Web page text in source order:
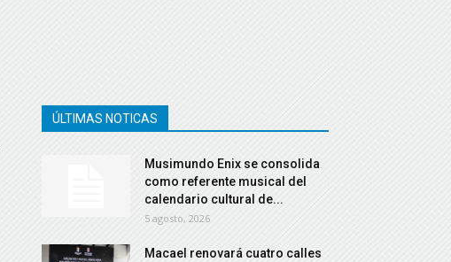
ÚLTIMAS NOTICAS
Musimundo Enix se consolida
como referente musical del
calendario cultural de...
5 agosto, 2026
Macael renovará cuatro calles